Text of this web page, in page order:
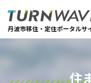
丹波市移住・定住ポータルサ
住